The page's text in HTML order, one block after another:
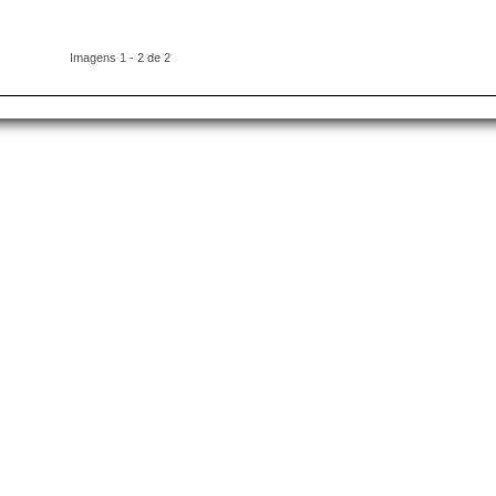
Imagens 1 - 2 de 2